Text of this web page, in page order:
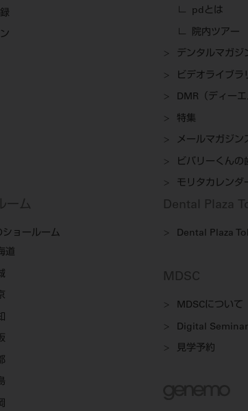
pdとは
院内ツアー
デンタルマガジ
ビデオライブラ
DMR（ディーエ
特集
メールマガジン
ビバリーくん
モリタカレンダ
ーム
ショールーム
道
Dental Plaza
Dental Plaza
MDSC
MDSCについて
Digital Seminar
見学予約